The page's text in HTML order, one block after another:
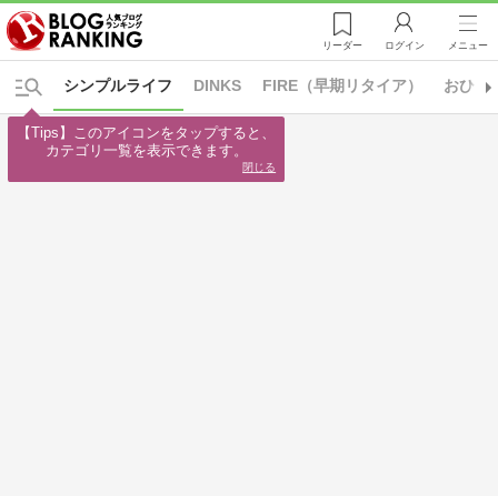
リーダー ログイン メニュー
DINKS FIRE（早期リタイア） おひと
シンプルライフ
【Tips】このアイコンをタップすると、
カテゴリ一覧を表示できます。
閉じる